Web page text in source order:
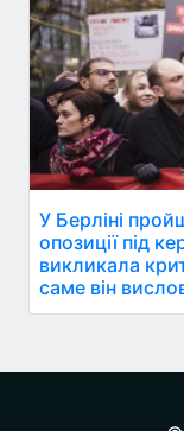
У Берліні
опозиції під
викликала
саме він